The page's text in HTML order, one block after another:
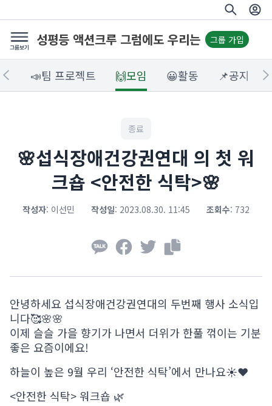
성평등 액션크루 그럼에도 우리는 그룹 가입
📣팀 프로젝트 🙌모임 😀활동 📌공지
종료
🌸섭식장애건강권연대 의 첫 워
크숍 <안전한 식탁>🌸
작성자: 이선민 작성일: 2023.08.30. 11:45 조회수: 732
안녕하세요 섭식장애건강권연대의 두번째 행사 소식입
니다🥰🌸🌸
이제 슬슬 가을 향기가 나면서 더위가 한풀 꺾이는 기분
좋은 요즘이에요!
하늘이 높은 9월 우리 ‘안전한 식탁’에서 만나요☀️❤️
<안전한 식탁> 워크숍 🌿